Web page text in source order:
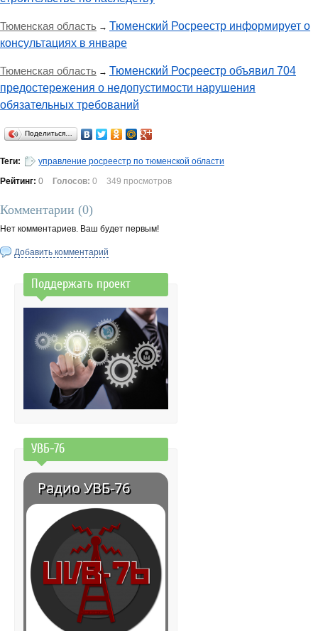
Тюменская область → Тюменский Росреестр информирует о
консультациях в январе
Тюменская область → Тюменский Росреестр объявил 704
предостережения о недопустимости нарушения
обязательных требований
Поделиться…
Теги:
управление росреестр по тюменской области
Рейтинг: 0 Голосов: 0 349 просмотров
Комментарии (0)
Нет комментариев. Ваш будет первым!
Добавить комментарий
Поддержать проект
УВБ-76
Радио УВБ-76